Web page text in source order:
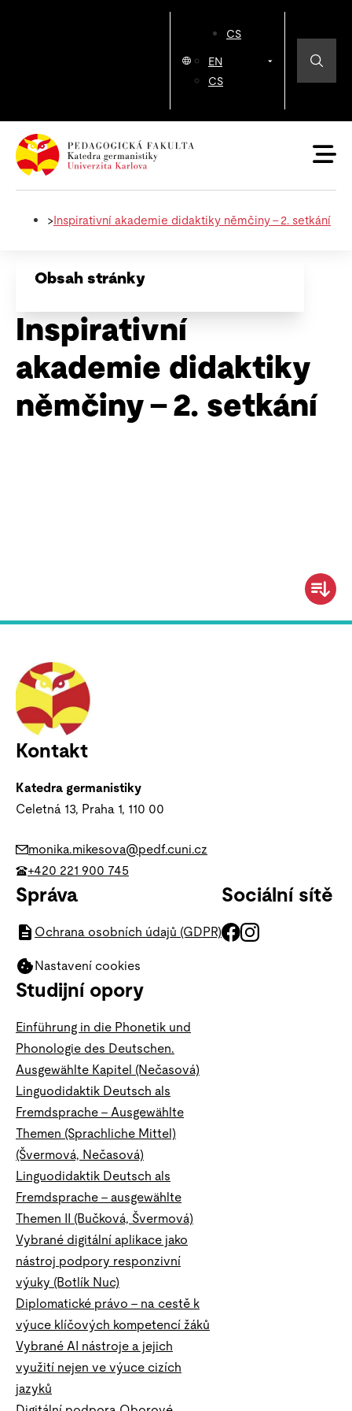
CS
EN
CS
> Inspirativní akademie didaktiky němčiny – 2. setkání
Obsah stránky
Inspirativní
akademie didaktiky
němčiny – 2. setkání
Kontakt
Katedra germanistiky
Celetná 13, Praha 1, 110 00
monika.mikesova@pedf.cuni.cz
+420 221 900 745
Správa
Ochrana osobních údajů (GDPR)
Nastavení cookies
Sociální sítě
Studijní opory
Einführung in die Phonetik und
Phonologie des Deutschen.
Ausgewählte Kapitel (Nečasová)
Linguodidaktik Deutsch als
Fremdsprache – Ausgewählte
Themen (Sprachliche Mittel)
(Švermová, Nečasová)
Linguodidaktik Deutsch als
Fremdsprache - ausgewählte
Themen II (Bučková, Švermová)
Vybrané digitální aplikace jako
nástroj podpory responzivní
výuky (Botlík Nuc)
Diplomatické právo – na cestě k
výuce klíčových kompetencí žáků
Vybrané AI nástroje a jejich
využití nejen ve výuce cizích
jazyků